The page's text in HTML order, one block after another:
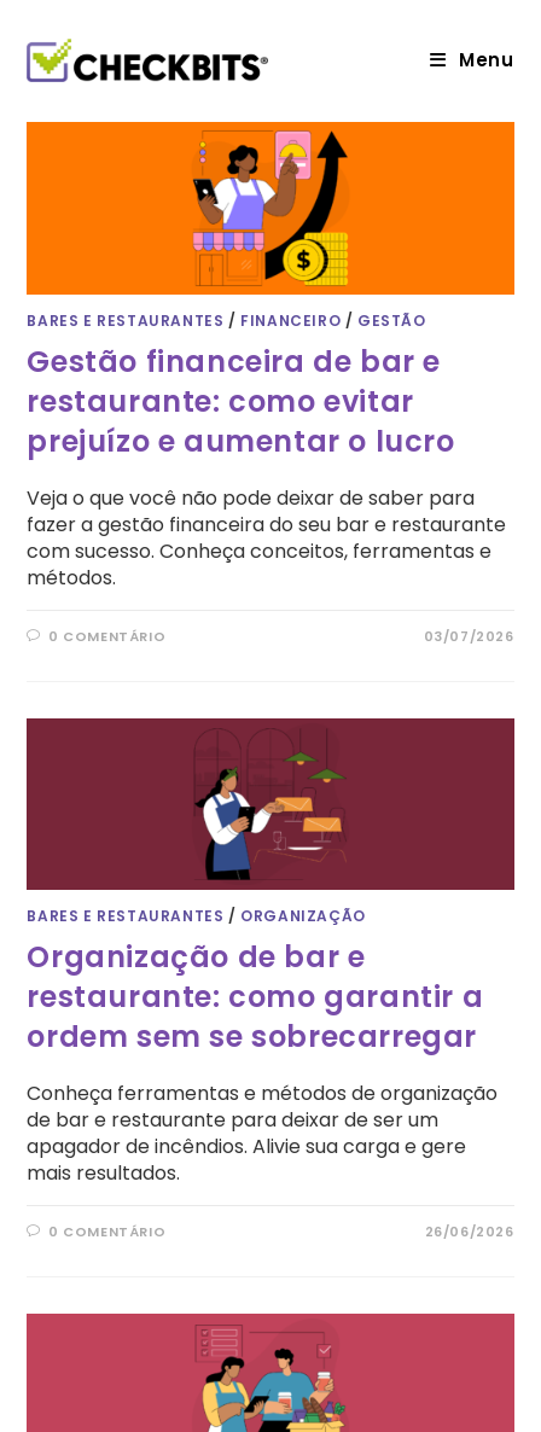
conteúdo
Menu
BARES E RESTAURANTES / FINANCEIRO / GESTÃO
Gestão financeira de bar e
restaurante: como evitar
prejuízo e aumentar o lucro
Veja o que você não pode deixar de saber para
fazer a gestão financeira do seu bar e restaurante
com sucesso. Conheça conceitos, ferramentas e
métodos.
0 COMENTÁRIO 03/07/2026
BARES E RESTAURANTES / ORGANIZAÇÃO
Organização de bar e
restaurante: como garantir a
ordem sem se sobrecarregar
Conheça ferramentas e métodos de organização
de bar e restaurante para deixar de ser um
apagador de incêndios. Alivie sua carga e gere
mais resultados.
0 COMENTÁRIO 26/06/2026